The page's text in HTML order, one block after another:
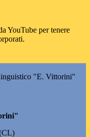
YouTube per tenere
"E. Vittorini"